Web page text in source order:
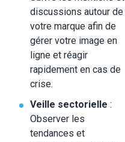
discussions autour de
votre marque afin de
gérer votre image en
ligne et réagir
rapidement en cas de
crise.
Veille sectorielle :
Observer les
tendances et